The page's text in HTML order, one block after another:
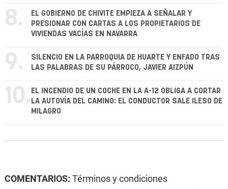
8.
EL GOBIERNO DE CHIVITE EMPIEZA A SEÑALAR Y
PRESIONAR CON CARTAS A LOS PROPIETARIOS DE
VIVIENDAS VACÍAS EN NAVARRA
9.
SILENCIO EN LA PARROQUIA DE HUARTE Y ENFADO TRAS
LAS PALABRAS DE SU PÁRROCO, JAVIER AIZPÚN
10. EL INCENDIO DE UN COCHE EN LA A-12 OBLIGA A CORTAR
LA AUTOVÍA DEL CAMINO: EL CONDUCTOR SALE ILESO DE
MILAGRO
COMENTARIOS: Términos y condiciones